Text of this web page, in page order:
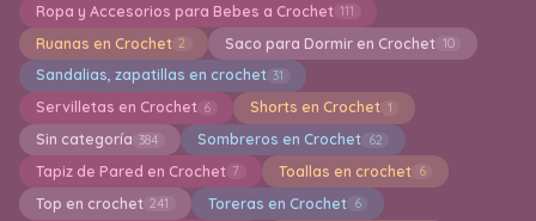
Ropa y Accesorios para Bebes a Crochet 111
Ruanas en Crochet 2 Saco para Dormir en Crochet 10
Sandalias, zapatillas en crochet 31
Servilletas en Crochet 6 Shorts en Crochet 1
Sin categoría 384 Sombreros en Crochet 62
Tapiz de Pared en Crochet 7 Toallas en crochet 6
Top en crochet 241 Toreras en Crochet 6